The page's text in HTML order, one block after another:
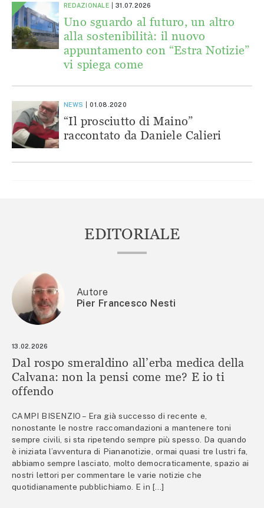
REDAZIONALE 31.07.2026
Uno sguardo al futuro, un altro
alla sostenibilità: il nuovo
appuntamento con “Estra Notizie”
vi spiega come
NEWS 01.08.2020
“Il prosciutto di Maino”
raccontato da Daniele Calieri
EDITORIALE
Autore
Pier Francesco Nesti
13.02.2026
Dal rospo smeraldino all’erba medica della
Calvana: non la pensi come me? E io ti
offendo
CAMPI BISENZIO – Era già successo di recente e,
nonostante le nostre raccomandazioni a mantenere toni
sempre civili, si sta ripetendo sempre più spesso. Da quando
è iniziata l’avventura di Piananotizie, ormai quasi tre lustri fa,
abbiamo sempre lasciato, molto democraticamente, spazio ai
nostri lettori per commentare le varie notizie che
quotidianamente pubblichiamo. E in […]